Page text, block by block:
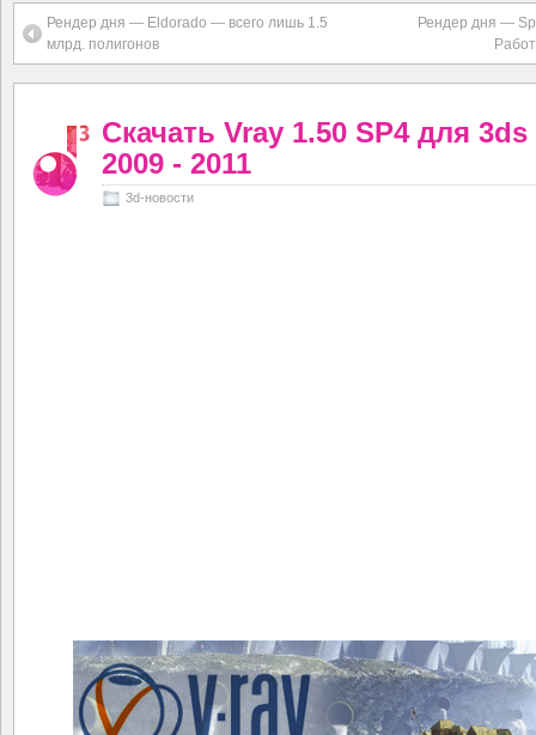
Рендер дня — Eldorado — всего лишь 1.5
млрд. полигонов
Рендер дня —
Скачать Vray 1.50 SP4 для 3ds
2009 - 2011
3d-новости